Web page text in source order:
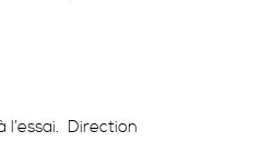
Direction